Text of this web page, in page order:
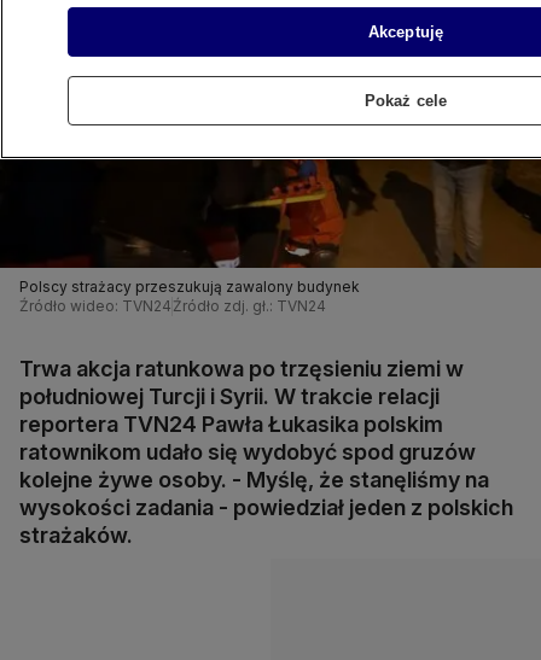
Polscy strażacy przeszukują zawalony budynek
Źródło wideo: TVN24 Źródło zdj. gł.: TVN24
Trwa akcja ratunkowa po trzęsieniu ziemi w
południowej Turcji i Syrii. W trakcie relacji
reportera TVN24 Pawła Łukasika polskim
ratownikom udało się wydobyć spod gruzów
kolejne żywe osoby. - Myślę, że stanęliśmy na
wysokości zadania - powiedział jeden z polskich
strażaków.
Akceptuję
Pokaż cele